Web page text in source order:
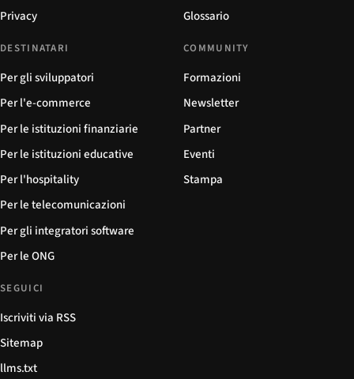
Privacy
Glossario
DESTINATARI
Per gli sviluppatori
Per l'e-commerce
Per le istituzioni finanziarie
Per le istituzioni educative
Per l'hospitality
Per le telecomunicazioni
Per gli integratori software
Per le ONG
COMMUNITY
Formazioni
Newsletter
Partner
Eventi
Stampa
SEGUICI
Iscriviti via RSS
Sitemap
llms.txt